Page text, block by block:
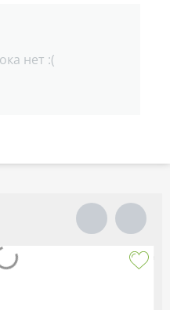
нет :(